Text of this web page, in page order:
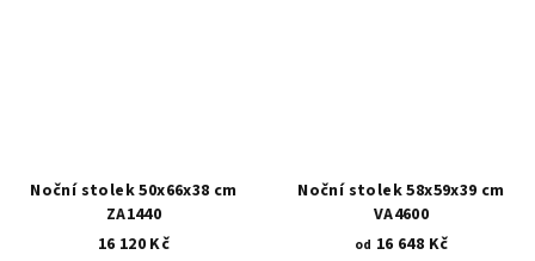
Noční stolek 50x66x38 cm
ZA1440
16 120 Kč
Noční stolek 58x59x39 cm
VA4600
od 16 648 Kč